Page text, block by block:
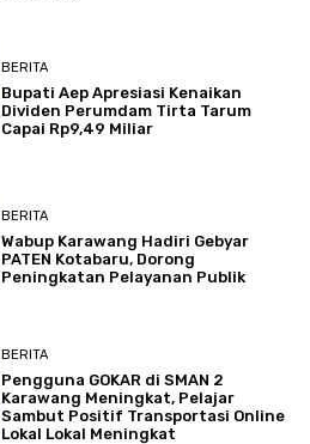
BERITA
Bupati Aep Apresiasi Kenaikan
Dividen Perumdam Tirta Tarum
Capai Rp9,49 Miliar
BERITA
Wabup Karawang Hadiri Gebyar
PATEN Kotabaru, Dorong
Peningkatan Pelayanan Publik
BERITA
Pengguna GOKAR di SMAN 2
Karawang Meningkat, Pelajar
Sambut Positif Transportasi Online
Lokal Lokal Meningkat